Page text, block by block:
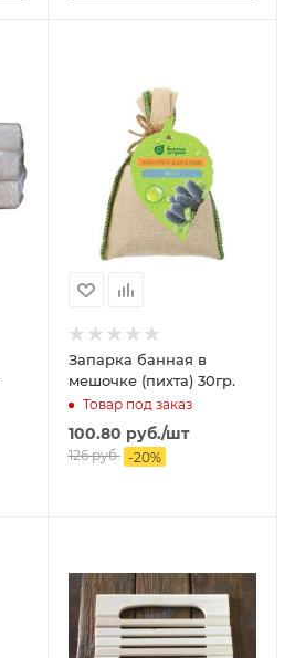
Запарка банная в
мешочке (пихта) 30гр.
Товар под заказ
100.80 руб./шт
126руб. -20%